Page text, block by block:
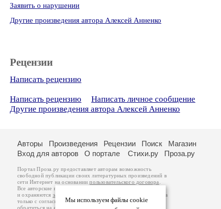
Заявить о нарушении
Другие произведения автора Алексей Анненко
Рецензии
Написать рецензию
Написать рецензию
Написать личное сообщение
Другие произведения автора Алексей Анненко
Мы используем файлы cookie
Авторы Произведения Рецензии Поиск
Магазин
Вход для авторов
О портале Стихи.ру Проза.ру
Портал Проза.ру предоставляет авторам возможность
свободной публикации своих литературных произведений в
сети Интернет на основаниипользовательского договора
Все авторские права на произведения принадлежат авторам
и охраняются законом
. Перепечатка произведений возможна
только с согласия его автора, к которому вы можете
обратиться на его авторской странице. Ответственность за